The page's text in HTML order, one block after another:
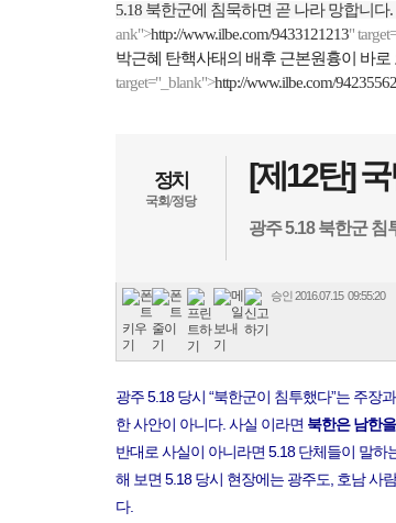
5.18 북한군에 침묵하면 곧 나라 망합니다.
ank">http://www.ilbe.com/9433121213"
박근혜 탄핵사태의 배후 근본원흉이 바로
target="_blank">http://www.ilbe.com/
정치
국회/정당
[제12탄]
광주 5.18 북한군
승인2016.07.15 09:55:20
광주 5.18 당시 “북한군이 침투했다”는 주장
한 사안이 아니다. 사실 이라면 북한은 남한
반대로 사실이 아니라면 5.18 단체들이 말
해 보면 5.18 당시 현장에는 광주도, 호남 사
다.